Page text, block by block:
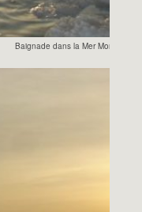
Baignade dans la Mer Morte